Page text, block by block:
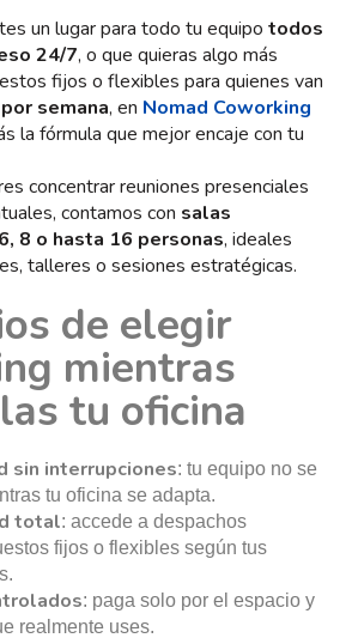
un lugar para todo tu equipo todos
24/7, o que quieras algo más
fijos o flexibles para quienes van
semana, en Nomad Coworking
la fórmula que mejor encaje con tu
concentrar reuniones presenciales
contamos con salas
8 o hasta 16 personas, ideales
talleres o sesiones estratégicas.
de elegir
mientras
tu oficina
sin interrupciones: tu equipo no se
tu oficina se adapta.
total: accede a despachos
fijos o flexibles según tus
: paga solo por el espacio y
realmente uses.